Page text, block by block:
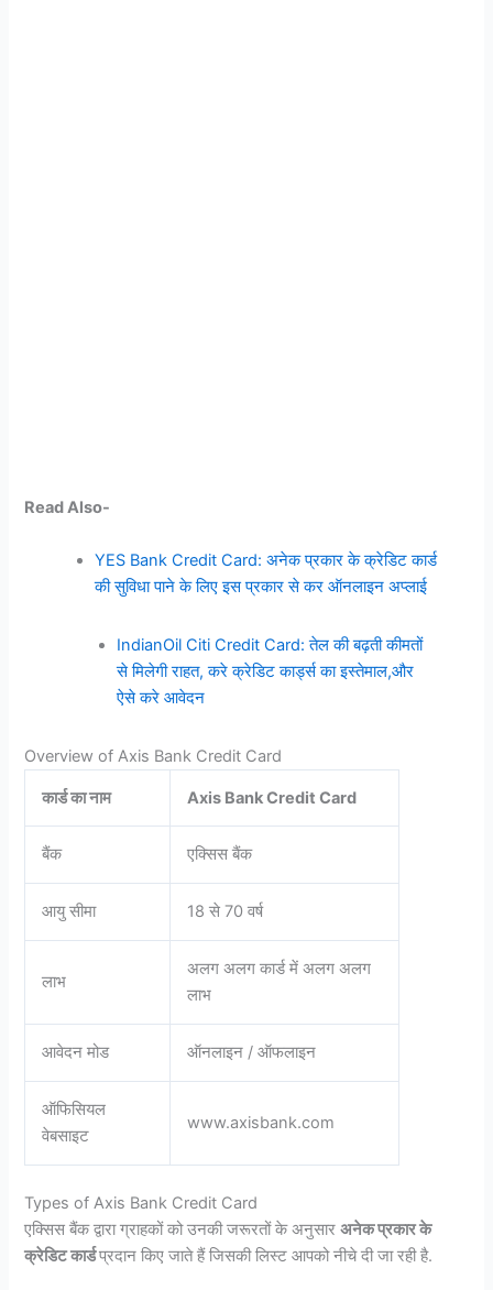
Read Also-
YES Bank Credit Card: अनेक प्रकार के क्रेडिट कार्ड
की सुविधा पाने के लिए इस प्रकार से कर ऑनलाइन अप्लाई
IndianOil Citi Credit Card: तेल की बढ़ती कीमतों
से मिलेगी राहत, करे क्रेडिट कार्ड्स का इस्तेमाल,और
ऐसे करे आवेदन
Overview of Axis Bank Credit Card
कार्ड का नाम Axis Bank Credit Card
बैंक एक्सिस बैंक
आयु सीमा 18 से 70 वर्ष
लाभ
अलग अलग कार्ड में अलग अलग
लाभ
आवेदन मोड ऑनलाइन / ऑफलाइन
ऑफिसियल
वेबसाइट
www.axisbank.com
Types of Axis Bank Credit Card
एक्सिस बैंक द्वारा ग्राहकों को उनकी जरूरतों के अनुसारअनेक प्रकार के
क्रेडिट कार्डप्रदान किए जाते हैं जिसकी लिस्ट आपको नीचे दी जा रही है.